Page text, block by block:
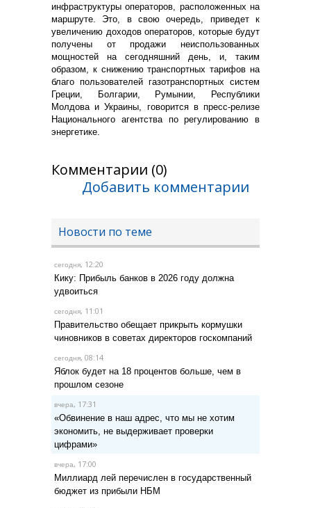
инфраструктуры операторов, расположенных на
маршруте. Это, в свою очередь, приведет к
увеличению доходов операторов, которые будут
получены от продажи неиспользованных
мощностей на сегодняшний день, и, таким
образом, к снижению транспортных тарифов на
благо пользователей газотранспортных систем
Греции, Болгарии, Румынии, Республики
Молдова и Украины, говорится в пресс-релизе
Национального агентства по регулированию в
энергетике.
Комментарии (0)
Добавить комментарии
Новости по теме
сегодня, 12:20
Кику: Прибыль банков в 2026 году должна
удвоиться
сегодня, 11:01
Правительство обещает прикрыть кормушки
чиновников в советах директоров госкомпаний
сегодня, 08:14
Яблок будет на 18 процентов больше, чем в
прошлом сезоне
вчера, 17:31
«Обвинение в наш адрес, что мы не хотим
экономить, не выдерживает проверки
цифрами»
вчера, 17:00
Миллиард лей перечислен в государственный
бюджет из прибыли НБМ